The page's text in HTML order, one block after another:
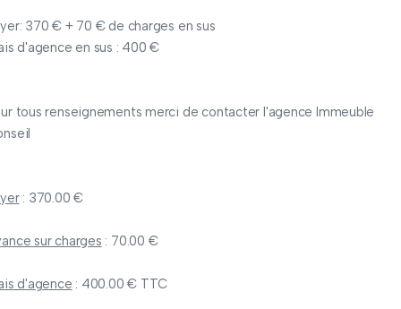
370 € + 70 € de charges en sus
d'agence en sus : 400 €
tous renseignements merci de contacter l'agence Immeuble
: 370.00 €
sur charges : 70.00 €
d'agence : 400.00 € TTC